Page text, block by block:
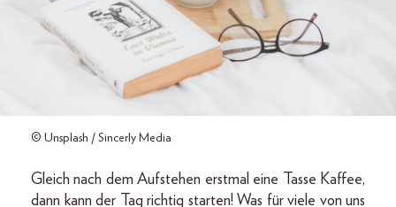
© Unsplash / Sincerly Media
Gleich nach dem Aufstehen erstmal eine Tasse Kaffee,
dann kann der Tag richtig starten! Was für viele von uns